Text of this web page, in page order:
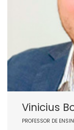
Vinicius
PROFESSOR DE